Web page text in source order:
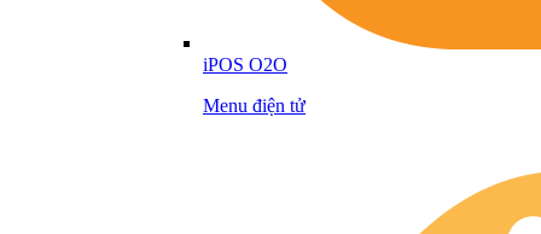
iPOS O2O
Menu điện tử